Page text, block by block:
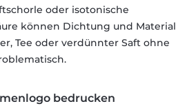
oder isotonische
können Dichtung und Material
Tee oder verdünnter Saft ohne
bedrucken